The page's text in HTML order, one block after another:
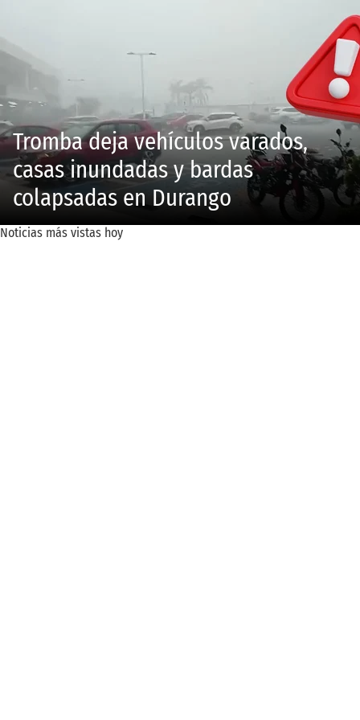
Tromba deja vehículos varados,
casas inundadas y bardas
colapsadas en Durango
Noticias más vistas hoy